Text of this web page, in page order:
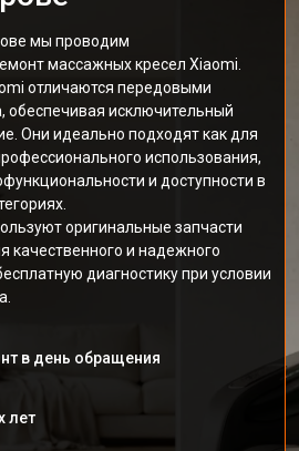
мы проводим
массажных кресел Xiaomi.
отличаются передовыми
обеспечивая исключительный
Они идеально подходят как для
использования,
и доступности в
оригинальные запчасти
качественного и надежного
диагностику при условии
в день обращения
лет